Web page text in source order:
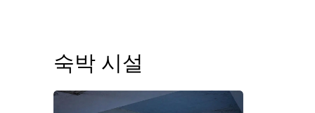
숙박 시설